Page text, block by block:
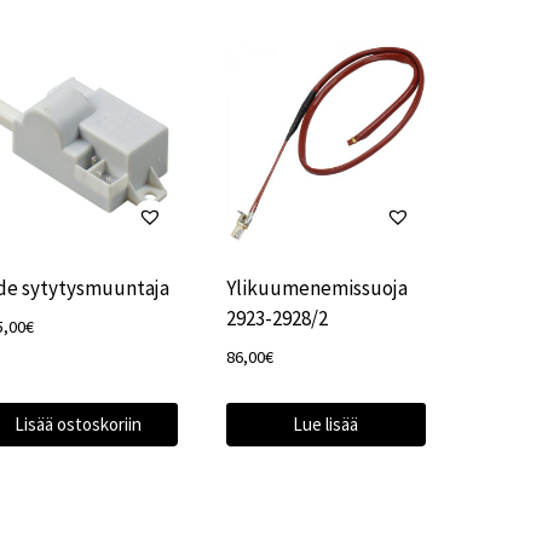
sytytysmuuntaja
€
Lisää ostoskoriin
Ylikuumenemissuoja
2923-2928/2
86,00€
Lue lisää